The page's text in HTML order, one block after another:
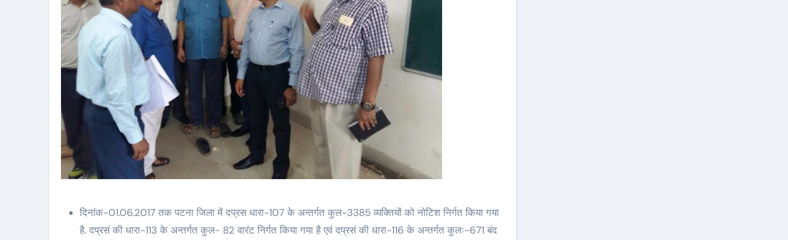
दिनांक-01.06.2017 तक पटना जिला में दप्रस धारा-107 के अन्तर्गत कुल-3385 व्यक्तियों को नोटिश निर्गत किया गया
है. दप्रसं की धारा-113 के अन्तर्गत कुल- 82 वारंट निर्गत किया गया है एवं दप्रसं की धारा-116 के अन्तर्गत कुलः-671 बंद